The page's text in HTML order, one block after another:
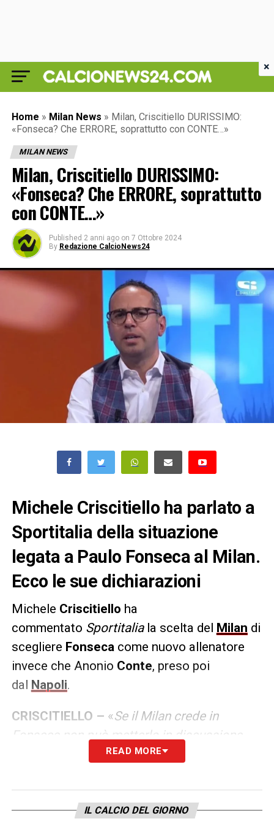
Home » Milan News » Milan, Criscitiello DURISSIMO:
«Fonseca? Che ERRORE, soprattutto con CONTE…»
MILAN NEWS
Milan, Criscitiello DURISSIMO:
«Fonseca? Che ERRORE, soprattutto
con CONTE…»
Published 2 anni ago on 7 Ottobre 2024
By Redazione CalcioNews24
Michele Criscitiello ha parlato a
Sportitalia della situazione
legata a Paulo Fonseca al Milan.
Ecco le sue dichiarazioni
Michele Criscitiello ha
commentato Sportitaliala scelta del Milan di
scegliere Fonsecacome nuovo allenatore
invece che Anonio Conte, preso poi
dal Napoli.
CRISCITIELLO – «Se il Milan crede in
Fonseca non può metterlo in discussione
fino al derby, crederlo l’allenatore del
l’Inter e, infine, rimetterlo in discussione per
due sconfitte consecutive.Il Milan ha
READ MORE
IL CALCIO DEL GIORNO
×